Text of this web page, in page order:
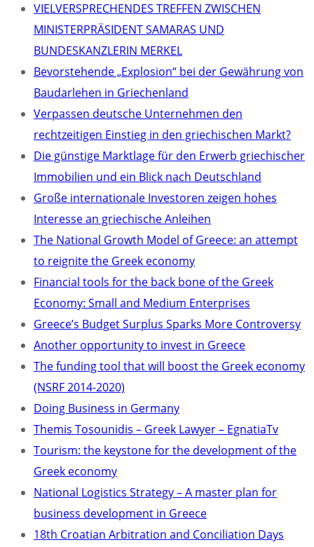
VIELVERSPRECHENDES TREFFEN ZWISCHEN
MINISTERPRÄSIDENT SAMARAS UND
BUNDESKANZLERIN MERKEL
Bevorstehende „Explosion“ bei der Gewährung von
Baudarlehen in Griechenland
Verpassen deutsche Unternehmen den
rechtzeitigen Einstieg in den griechischen Markt?
Die günstige Marktlage für den Erwerb griechischer
Immobilien und ein Blick nach Deutschland
Große internationale Investoren zeigen hohes
Interesse an griechische Anleihen
The National Growth Model of Greece: an attempt
to reignite the Greek economy
Financial tools for the back bone of the Greek
Economy: Small and Medium Enterprises
Greece’s Budget Surplus Sparks More Controversy
Another opportunity to invest in Greece
The funding tool that will boost the Greek economy
(NSRF 2014-2020)
Doing Business in Germany
Themis Tosounidis – Greek Lawyer – EgnatiaTv
Tourism: the keystone for the development of the
Greek economy
National Logistics Strategy – A master plan for
business development in Greece
18th Croatian Arbitration and Conciliation Days